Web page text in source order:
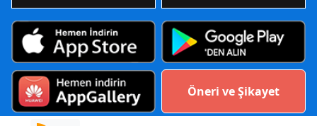
Öneri ve Şikayet